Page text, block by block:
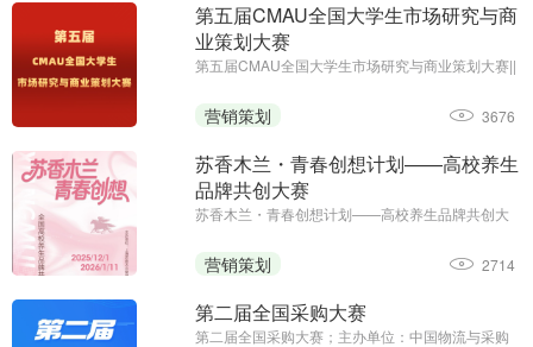
第五届CMAU全国大学生市场研究与商
业策划大赛
第五届CMAU全国大学生市场研究与商业策划大赛||
（www.cmau.org.cn）、Credamo见数
（www.credamo.com）
营销策划 3676
苏香木兰・青春创想计划——高校养生
品牌共创大赛
苏香木兰・青春创想计划——高校养生品牌共创大
海苏香木兰健康科技有限公司
营销策划 2714
第二届全国采购大赛
第二届全国采购大赛；主办单位：中国物流与采购